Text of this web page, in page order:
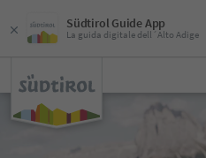
Südtirol Guide App
La guida digitale dell´Alto Adige